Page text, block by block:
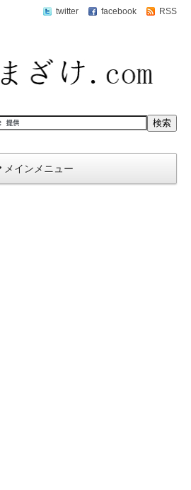
twitter facebook RSS
メインメニュー